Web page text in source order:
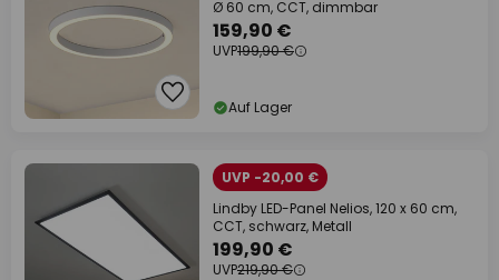
Ø 60 cm, CCT, dimmbar
159,90 €
UVP199,90 €
Auf Lager
UVP -20,00 €
Lindby LED-Panel Nelios, 120 x 60 cm,
CCT, schwarz, Metall
199,90 €
UVP219,90 €